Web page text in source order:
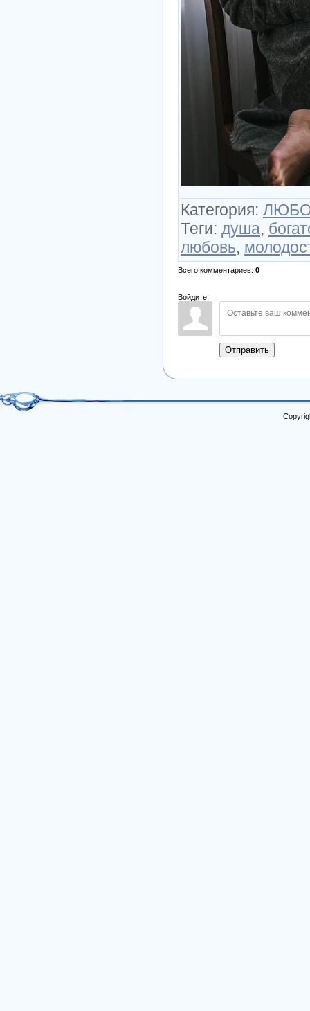
Категория:
Теги: душа,
любовь,
Всего комментариев: 0
Войдите:
Отправить